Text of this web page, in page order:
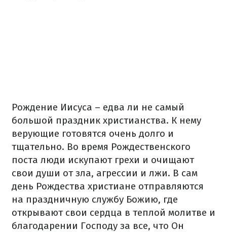
Рождение Иисуса – едва ли не самый
большой праздник христианства. К нему
верующие готовятся очень долго и
тщательно. Во время Рождественского
поста люди искупают грехи и очищают
свои души от зла, агрессии и лжи. В сам
день Рождества христиане отправляются
на праздничную службу Божию, где
открывают свои сердца в теплой молитве и
благодарении Господу за все, что Он